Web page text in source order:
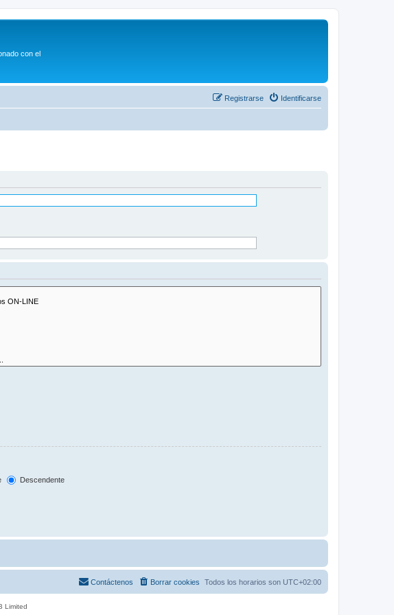
con el
Identificarse
Registrarse
Descendente
Todos los horarios son UTC+02:00
Borrar cookies
Contáctenos
Limited